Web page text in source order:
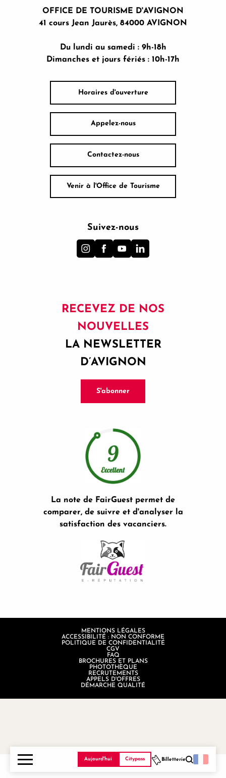
Aujourd'hui Citypass Billetterie
OFFICE DE TOURISME D'AVIGNON
41 cours Jean Jaurès, 84000 AVIGNON
Du lundi au samedi : 9h-18h
Dimanches et jours fériés : 10h-17h
Horaires d'ouverture
Appelez-nous
Contactez-nous
Venir à l'Office de Tourisme
Suivez-nous
RECEVEZ DE NOS
NOUVELLES
LA NEWSLETTER
D’AVIGNON
S'abonner
La note de FairGuest permet de
comparer, de suivre et d'analyser la
satisfaction des vacanciers.
MENTIONS LÉGALES
ACCESSIBILITÉ : NON CONFORME
POLITIQUE DE CONFIDENTIALITÉ
CGV
FAQ
BROCHURES ET PLANS
PHOTOTHÈQUE
RECRUTEMENTS
APPELS D'OFFRES
DÉMARCHE QUALITÉ